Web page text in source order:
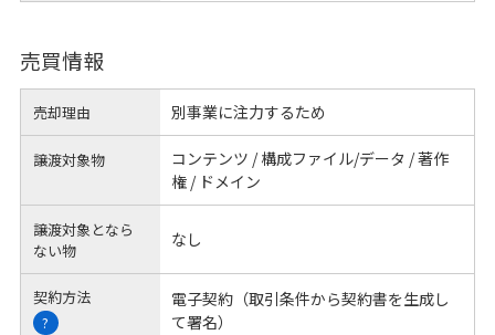
売買情報
売却理由 別事業に注力するため
譲渡対象物
コンテンツ / 構成ファイル/データ / 著作
権 / ドメイン
譲渡対象となら
ない物
なし
契約方法
?
電子契約（取引条件から契約書を生成し
て署名）